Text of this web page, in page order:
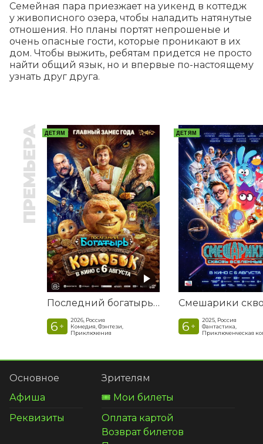
Семейная пара приезжает на уикенд в коттедж
у живописного озера, чтобы наладить натянутые
отношения. Но планы портят непрошеные и
очень опасные гости, которые проникают в их
дом. Чтобы выжить, ребятам придется не просто
найти общий язык, но и впервые по-настоящему
узнать друг друга.
ПРЕМЬЕРА ДЕТЯМ
Последний богатырь. Колобок
6 +
2026, Россия
Комедия, Фэнтези,
Приключения
ДЕТЯМ
6 +
2025, Россия
Фантастика,
Приключенческая
Основное
Афиша
Реквизиты
Зрителям
🎟️ Мои билеты
Оплата картой
Возврат билетов